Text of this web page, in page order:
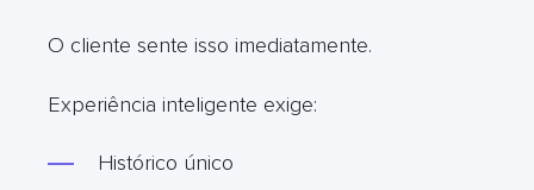
O cliente sente isso imediatamente.
Experiência inteligente exige:
Histórico único